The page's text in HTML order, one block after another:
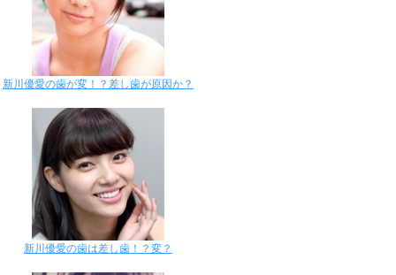
新川優愛の歯が変！？差し歯が原因か？
新川優愛の歯は差し歯！？変？